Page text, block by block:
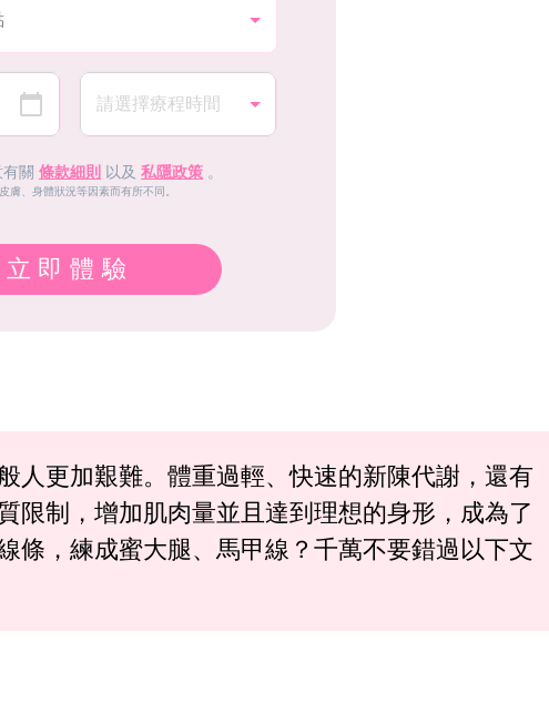
關 條款細則 以及 私隱政策 。
膚、身體狀況等因素而有所不同。
立即體驗
人更加艱難。體重過輕、快速的新陳代謝，還有
限制，增加肌肉量並且達到理想的身形，成為了
條，練成蜜大腿、馬甲線？千萬不要錯過以下文